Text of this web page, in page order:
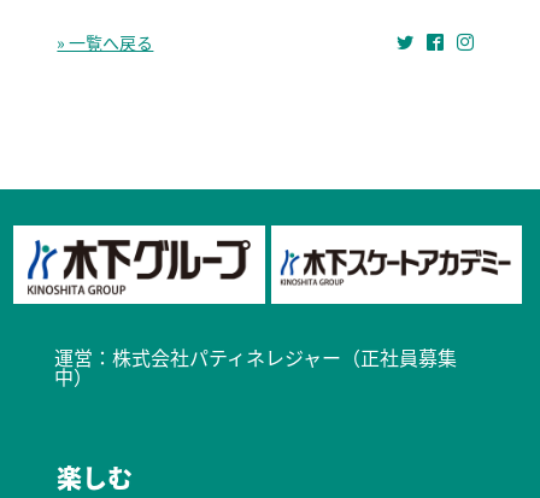
» 一覧へ戻る
運営： 株式会社パティネレジャー（正社員募集
中）​
楽しむ